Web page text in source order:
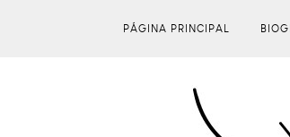
PÁGINA PRINCIPAL